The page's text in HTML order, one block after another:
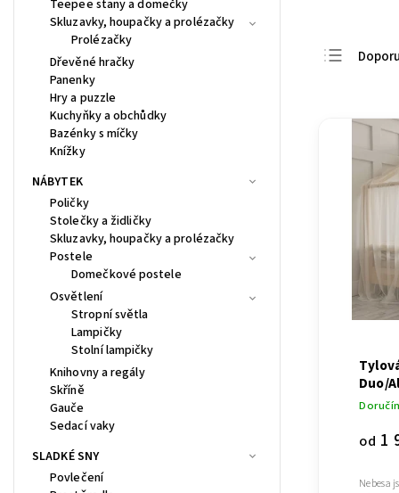
Teepee stany a domečky
Skluzavky, houpačky a prolézačky
Prolézačky
Dřevěné hračky
Panenky
Hry a puzzle
Kuchyňky a obchůdky
Bazénky s míčky
Knížky
NÁBYTEK
Poličky
Stolečky a židličky
Skluzavky, houpačky a prolézačky
Postele
Domečkové postele
Osvětlení
Stropní světla
Lampičky
Stolní lampičky
Knihovny a regály
Skříně
Gauče
Sedací vaky
SLADKÉ SNY
Povlečení
Duo/
od 1
Nebesa